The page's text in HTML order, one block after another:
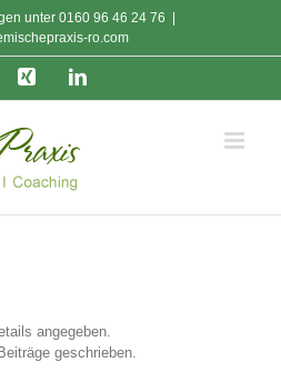
unter 0160 96 46 24 76
ro.com
Xing LinkedIn
angegeben.
geschrieben.